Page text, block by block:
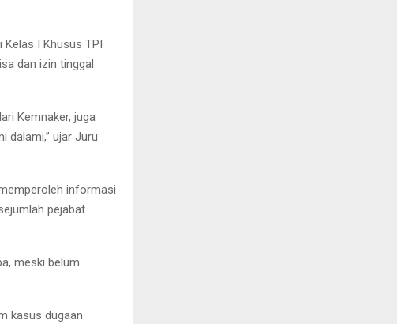
I Khusus TPI
dan izin tinggal
Kemnaker, juga
dalami,” ujar Juru
informasi
pejabat
meski belum
kasus dugaan